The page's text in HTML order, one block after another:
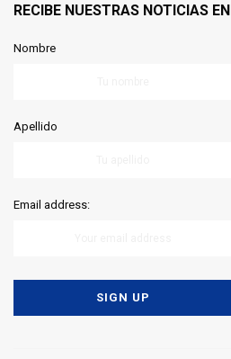
RECIBE NUESTRAS NOTICIAS
Nombre
Apellido
Email address: